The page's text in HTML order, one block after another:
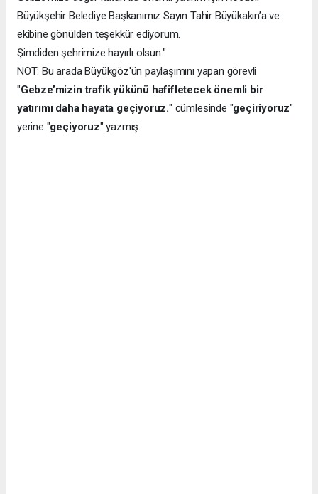
Büyükşehir Belediye Başkanımız Sayın Tahir Büyükakın’a ve
ekibine gönülden teşekkür ediyorum.
Şimdiden şehrimize hayırlı olsun."
NOT: Bu arada Büyükgöz'ün paylaşımını yapan görevli
"Gebze’mizin trafik yükünü hafifletecek önemli bir
yatırımı daha hayata geçiyoruz." cümlesinde "geçiriyoruz"
yerine "geçiyoruz" yazmış.